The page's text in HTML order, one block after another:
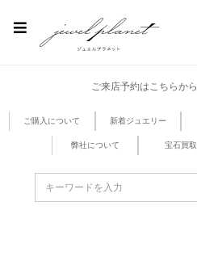
ご来店予約はこちらから
ご購入について 新着ジュエリー
弊社について 宝石買取